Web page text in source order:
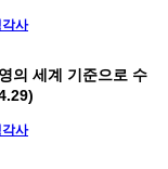
각사
의 세계 기준으로 수
각사